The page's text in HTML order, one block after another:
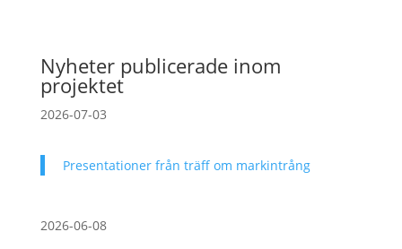
Nyheter publicerade inom
projektet
2026-07-03
Presentationer från träff om markintrång
2026-06-08